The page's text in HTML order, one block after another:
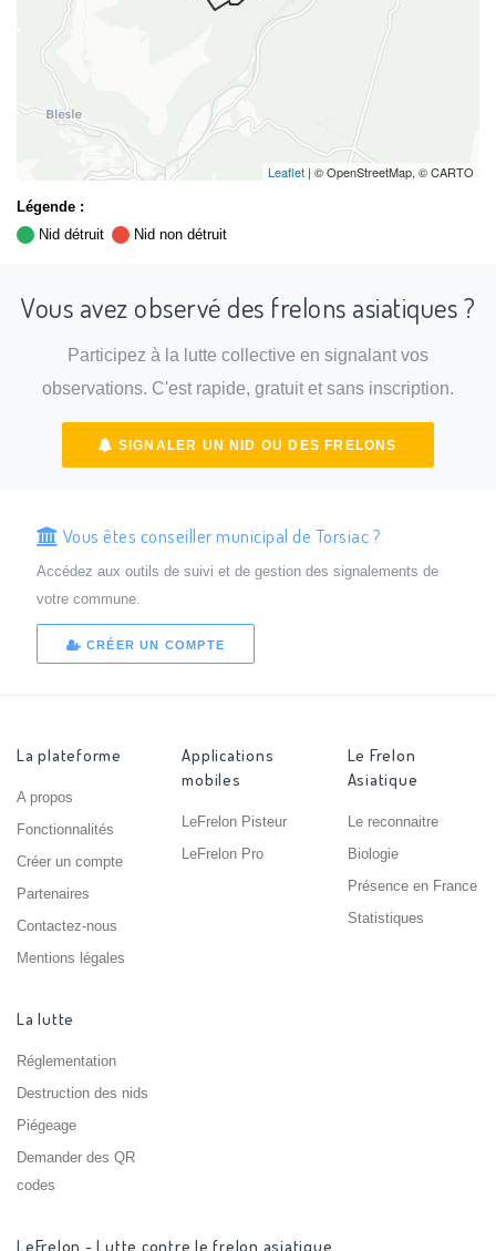
Leaflet | © OpenStreetMap, © CARTO
Légende :
Nid détruit
Nid non détruit
Vous avez observé des frelons asiatiques ?
Participez à la lutte collective en signalant vos
observations. C'est rapide, gratuit et sans inscription.
SIGNALER UN NID OU DES FRELONS
Vous êtes conseiller municipal de Torsiac ?
Accédez aux outils de suivi et de gestion des signalements de
votre commune.
CRÉER UN COMPTE
La plateforme
A propos
Fonctionnalités
Créer un compte
Partenaires
Contactez-nous
Mentions légales
Applications
mobiles
LeFrelon Pisteur
LeFrelon Pro
Le Frelon
Asiatique
Le reconnaitre
Biologie
Présence en France
Statistiques
La lutte
Réglementation
Destruction des nids
Piégeage
Demander des QR
codes
LeFrelon - Lutte contre le frelon asiatique